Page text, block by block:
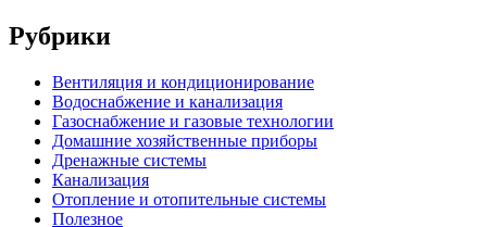
Рубрики
Вентиляция и кондиционирование
Водоснабжение и канализация
Газоснабжение и газовые технологии
Домашние хозяйственные приборы
Дренажные системы
Канализация
Отопление и отопительные системы
Полезное